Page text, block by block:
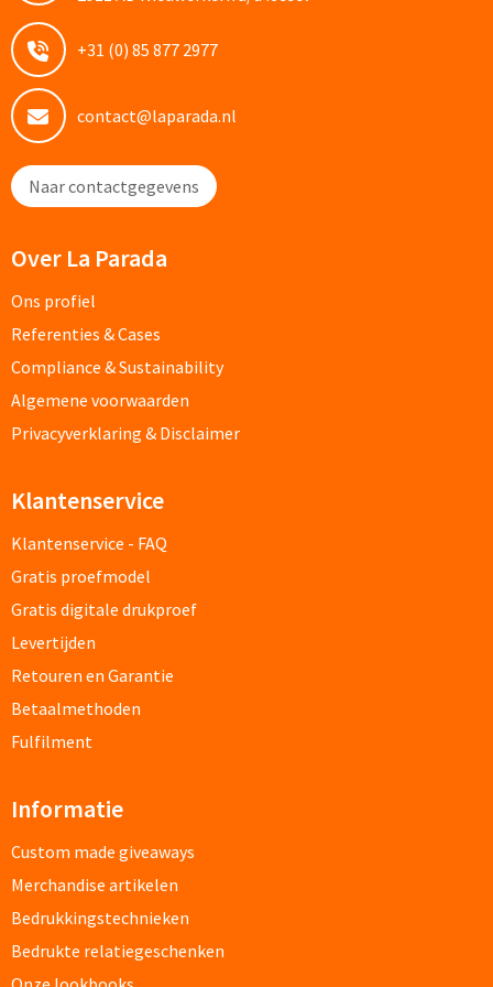
Potloden bedrukken
Markeerstiften bedrukken
Stoepkrijt bedrukken
Waskrijtjes bedrukken
Notitieboekjes bedrukken
Notitieblokken bedrukken
Documentmappen bedrukken
Klemborden bedrukken
Memo's
Memo boekjes bedrukken
Memo sets bedrukken
Kubusblokken bedrukken
Custom made
Custom made notitieboekjes
+31 (0) 85 877 2977
contact@laparada.nl
Naar contactgegevens
Over La Parada
Ons profiel
Referenties & Cases
Compliance & Sustainability
Algemene voorwaarden
Privacyverklaring & Disclaimer
Klantenservice
Klantenservice - FAQ
Gratis proefmodel
Gratis digitale drukproef
Levertijden
Retouren en Garantie
Betaalmethoden
Fulfilment
Informatie
Custom made giveaways
Merchandise artikelen
Bedrukkingstechnieken
Bedrukte relatiegeschenken